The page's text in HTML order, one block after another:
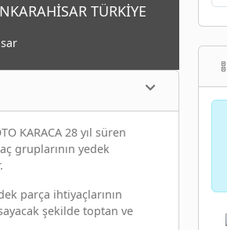
TÜRKİYE
KARACA 28 yıl süren
gruplarının yedek
parça ihtiyaçlarının
şekilde toptan ve